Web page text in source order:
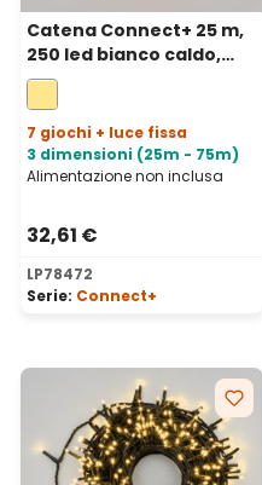
Catena Connect+ 25 m,
250 led bianco caldo,
cavo verde,
prolungabile
7 giochi + luce fissa
3 dimensioni (25m - 75m)
Alimentazione non inclusa
32,61 €
LP78472
Serie: Connect+